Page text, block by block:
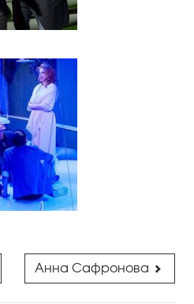
Анна Сафронова